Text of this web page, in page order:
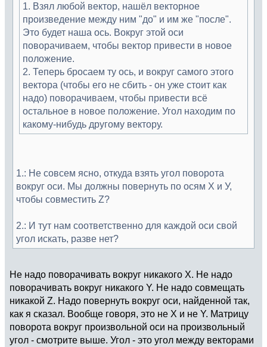
1. Взял любой вектор, нашёл векторное
произведение между ним "до" и им же "после".
Это будет наша ось. Вокруг этой оси
поворачиваем, чтобы вектор привести в новое
положение.
2. Теперь бросаем ту ось, и вокруг самого этого
вектора (чтобы его не сбить - он уже стоит как
надо) поворачиваем, чтобы привести всё
остальное в новое положение. Угол находим по
какому-нибудь другому вектору.
1.: Не совсем ясно, откуда взять угол поворота
вокруг оси. Мы должны повернуть по осям Х и У,
чтобы совместить Z?
2.: И тут нам соответственно для каждой оси свой
угол искать, разве нет?
Не надо поворачивать вокруг никакого X. Не надо
поворачивать вокруг никакого Y. Не надо совмещать
никакой Z. Надо повернуть вокруг оси, найденной так,
как я сказал. Вообще говоря, это не X и не Y. Матрицу
поворота вокруг произвольной оси на произвольный
угол - смотрите выше. Угол - это угол между векторами